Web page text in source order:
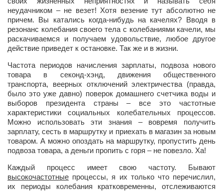
неудачником – не везет! Хотя везение тут абсолютно не
причем. Вы катались когда-нибудь на качелях? Вводя в
резонанс колебания своего тела с колебаниями качели, мы
раскачиваемся и получаем удовольствие, любое другое
действие приведет к остановке. Так же и в жизни.
Частота периодов начисления зарплаты, подвоза нового
товара в секонд-хэнд, движения общественного
транспорта, веерных отключений электричества (правда,
было это уже давно) поверок домашнего счетчика воды и
выборов президента страны – все это частотные
характеристики социальных колебательных процессов.
Можно использовать эти знания – вовремя получить
зарплату, сесть в маршрутку и приехать в магазин за новым
товаром. А можно опоздать на маршрутку, пропустить день
подвоза товара, а деньги пропить с горя – не повезло. Ха!
Каждый процесс имеет свою частоту. Бывают
высокочастотные процессы, я их только что перечислил,
их периоды колебания кратковременны, отслеживаются